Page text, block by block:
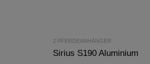
2 PFERDEANHÄNGER
Sirius S190 Aluminium